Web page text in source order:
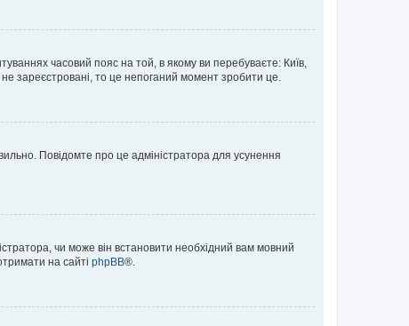
часовий пояс на той, в якому ви перебуваєте: Київ,
зареєстровані, то це непоганий момент зробити це.
Повідомте про це адміністратора для усунення
чи може він встановити необхідний вам мовний
на сайті phpBB®.